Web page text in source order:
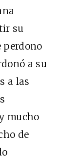
su
perdono
a su
a las
mucho
de